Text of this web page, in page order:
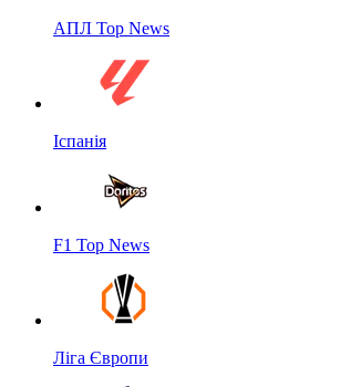
АПЛ Top News
Іспанія
F1 Top News
Ліга Європи